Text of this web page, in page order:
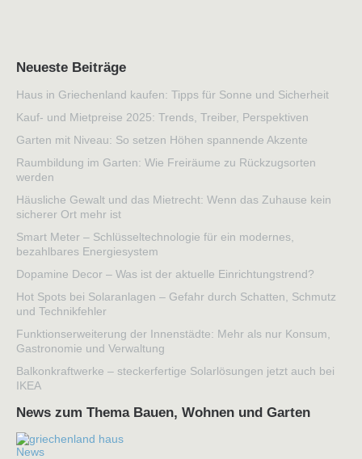
Neueste Beiträge
Haus in Griechenland kaufen: Tipps für Sonne und Sicherheit
Kauf- und Mietpreise 2025: Trends, Treiber, Perspektiven
Garten mit Niveau: So setzen Höhen spannende Akzente
Raumbildung im Garten: Wie Freiräume zu Rückzugsorten
werden
Häusliche Gewalt und das Mietrecht: Wenn das Zuhause kein
sicherer Ort mehr ist
Smart Meter – Schlüsseltechnologie für ein modernes,
bezahlbares Energiesystem
Dopamine Decor – Was ist der aktuelle Einrichtungstrend?
Hot Spots bei Solaranlagen – Gefahr durch Schatten, Schmutz
und Technikfehler
Funktionserweiterung der Innenstädte: Mehr als nur Konsum,
Gastronomie und Verwaltung
Balkonkraftwerke – steckerfertige Solarlösungen jetzt auch bei
IKEA
News zum Thema Bauen, Wohnen und Garten
News